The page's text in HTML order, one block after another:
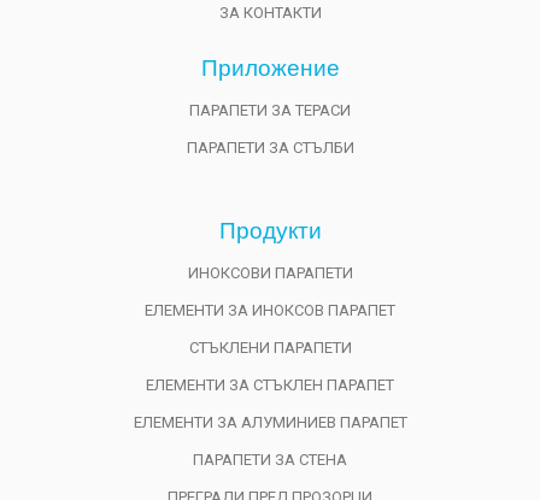
ЗА КОНТАКТИ
Приложениe
ПАРАПЕТИ ЗА ТЕРАСИ
ПАРАПЕТИ ЗА СТЪЛБИ
Продукти
ИНОКСОВИ ПАРАПЕТИ
ЕЛЕМЕНТИ ЗА ИНОКСОВ ПАРАПЕТ
СТЪКЛЕНИ ПАРАПЕТИ
ЕЛЕМЕНТИ ЗА СТЪКЛЕН ПАРАПЕТ
ЕЛЕМЕНТИ ЗА АЛУМИНИЕВ ПАРАПЕТ
ПАРАПЕТИ ЗА СТЕНА